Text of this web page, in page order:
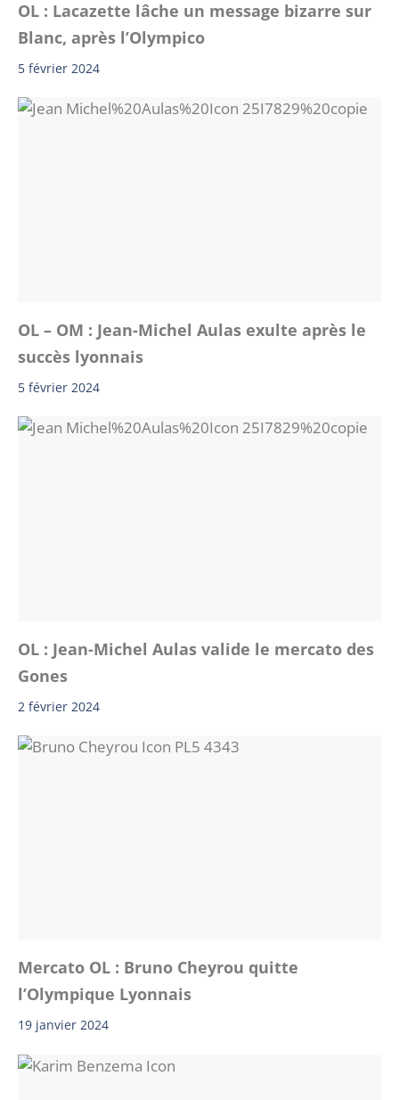
OL : Lacazette lâche un message bizarre sur
Blanc, après l’Olympico
5 février 2024
OL – OM : Jean-Michel Aulas exulte après le
succès lyonnais
5 février 2024
OL : Jean-Michel Aulas valide le mercato des
Gones
2 février 2024
Mercato OL : Bruno Cheyrou quitte
l’Olympique Lyonnais
19 janvier 2024